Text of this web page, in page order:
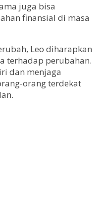
juga bisa
finansial di masa
Leo diharapkan
terhadap perubahan.
dan menjaga
orang terdekat